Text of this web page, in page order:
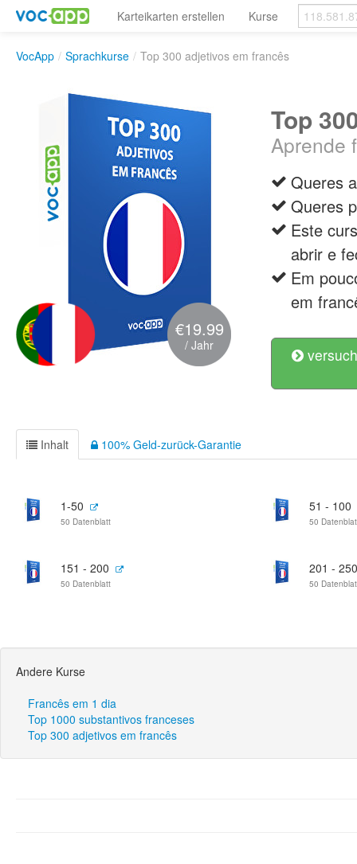
Karteikarten erstellen Kurse
VocApp / Sprachkurse / Top 300 adjetivos em francês
€19.99
/ Jahr
Top
Aprende
Queres
Queres
Este
abrir e
Em
em
Inhalt 100% Geld-zurück-Garantie
1-50
50 Datenblatt
51 - 100
50
151 - 200
50 Datenblatt
201 - 250
50
Andere Kurse
Francês em 1 dia
Top 1000 substantivos franceses
Top 300 adjetivos em francês